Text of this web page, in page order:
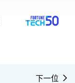
下一位